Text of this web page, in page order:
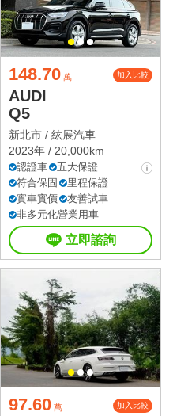
148.70 萬 加入比較
AUDI
Q5
新北市 / 紘展汽車
2023年 / 20,000km
認證車
五大保證
符合保固
里程保證
實車實價
友善試車
非多元化營業用車
立即諮詢
97.60 萬 加入比較